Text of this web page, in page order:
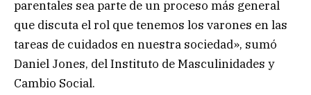
parentales sea parte de un proceso más general
que discuta el rol que tenemos los varones en las
tareas de cuidados en nuestra sociedad», sumó
Daniel Jones, del Instituto de Masculinidades y
Cambio Social.